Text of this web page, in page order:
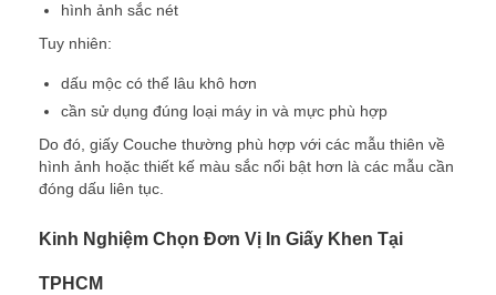
hình ảnh sắc nét
Tuy nhiên:
dấu mộc có thể lâu khô hơn
cần sử dụng đúng loại máy in và mực phù hợp
Do đó, giấy Couche thường phù hợp với các mẫu thiên về
hình ảnh hoặc thiết kế màu sắc nổi bật hơn là các mẫu cần
đóng dấu liên tục.
Kinh Nghiệm Chọn Đơn Vị In Giấy Khen Tại
TPHCM